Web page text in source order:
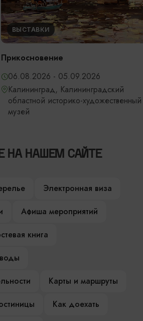
художественный
областная
Светланова
НА НАШЕМ САЙТЕ
Электронная виза
Афиша мероприятий
книга
Карты и маршруты
Как доехать